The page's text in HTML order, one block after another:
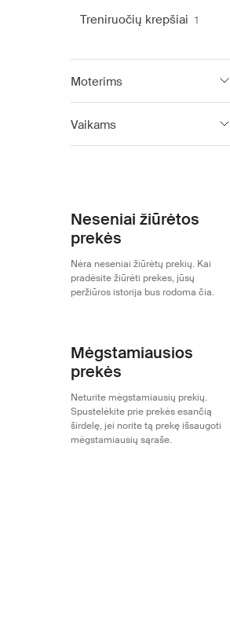
Treniruočių krepšiai 1
Moterims
Vaikams
Neseniai žiūrėtos
prekės
Nėra neseniai žiūrėtų prekių. Kai
pradėsite žiūrėti prekes, jūsų
peržiūros istorija bus rodoma čia.
Mėgstamiausios
prekės
Neturite mėgstamiausių prekių.
Spustelėkite prie prekės esančią
širdelę, jei norite tą prekę išsaugoti
mėgstamiausių sąraše.